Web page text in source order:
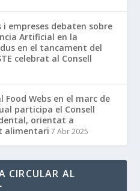
empreses debaten sobre
Artificial en la
en el tancament del
celebrat al Consell
Webs en el marc de
participa el Consell
orientat a
alimentari 7 Abr 2025
CIRCULAR AL